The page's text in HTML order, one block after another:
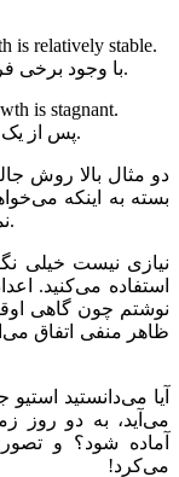
is relatively stable.
با وجود برخی فراز و نشیب‌ها، رشد ما نسبتاً پایدار است.
is stagnant.
پس از یک سال فراز و نشیب، رشد آنها راکد است.
دو مثال بالا روش
بسته به اینکه
نمودار شما را تفسیر کند، کلمات را انتخاب کنید.
نیازی نیست خیلی
استفاده می‌کنید.
نوشتم چون گاهی
ظاهر منفی اتفاق
آیا می‌دانستید
می‌آید، به دو روز
آماده شود؟ و
می‌کرد!